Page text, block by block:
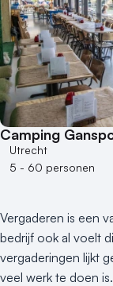
Hybride events
Industriële
Kasteel en
Kleine /
Locaties aan
Museum
Theater
Varende locatie
Camping
Utrecht
5 - 60 personen
Vergaderen is een
bedrijf ook al voelt
vergaderingen lijkt
veel werk te doen